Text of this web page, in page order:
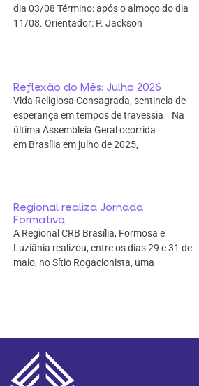
dia 03/08 Término: após o almoço do dia
11/08. Orientador: P. Jackson
Reflexão do Mês: Julho 2026
Vida Religiosa Consagrada, sentinela de
esperança em tempos de travessia Na
última Assembleia Geral ocorrida
em Brasília em julho de 2025,
Regional realiza Jornada
Formativa
A Regional CRB Brasília, Formosa e
Luziânia realizou, entre os dias 29 e 31 de
maio, no Sítio Rogacionista, uma